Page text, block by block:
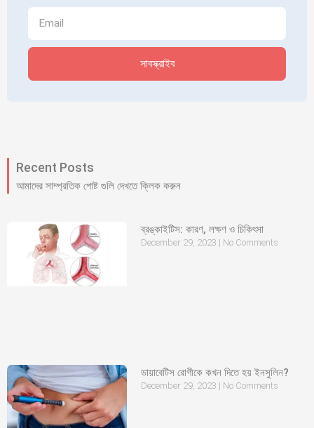
সাবস্ক্রাইব
Recent Posts
আমাদের সাম্প্রতিক পোষ্ট গুলি দেখতে ক্লিক করুন
ব্রঙ্কাইটিস: কারণ, লক্ষণ ও চিকিৎসা
December 29, 2023 No Comments
ডায়াবেটিস রোগীকে কখন দিতে হয় ইনসুলিন?
December 29, 2023 No Comments